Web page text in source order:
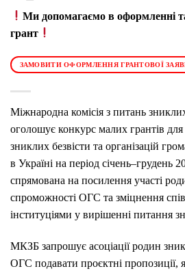
Ми допомагаємо в оформленні
грант
ЗАМОВИТИ ОФОРМЛЕННЯ ГРАНТОВОЇ
Міжнародна комісія з питань
оголошує конкурс малих грантів
зниклих безвісти та організацій
в Україні на період січень–грудень
спрямована на посилення участі
спроможності ОГС та зміцнення
інституціями у вирішенні питання
МКЗБ запрошує асоціації родин
ОГС подавати проєктні пропозиції,